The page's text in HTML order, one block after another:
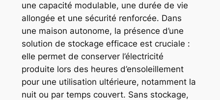
une capacité modulable, une durée de vie
allongée et une sécurité renforcée. Dans
une maison autonome, la présence d’une
solution de stockage efficace est cruciale :
elle permet de conserver l’électricité
produite lors des heures d’ensoleillement
pour une utilisation ultérieure, notamment la
nuit ou par temps couvert. Sans stockage,